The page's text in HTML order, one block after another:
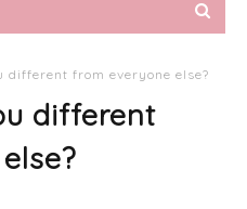
different from everyone else?
different